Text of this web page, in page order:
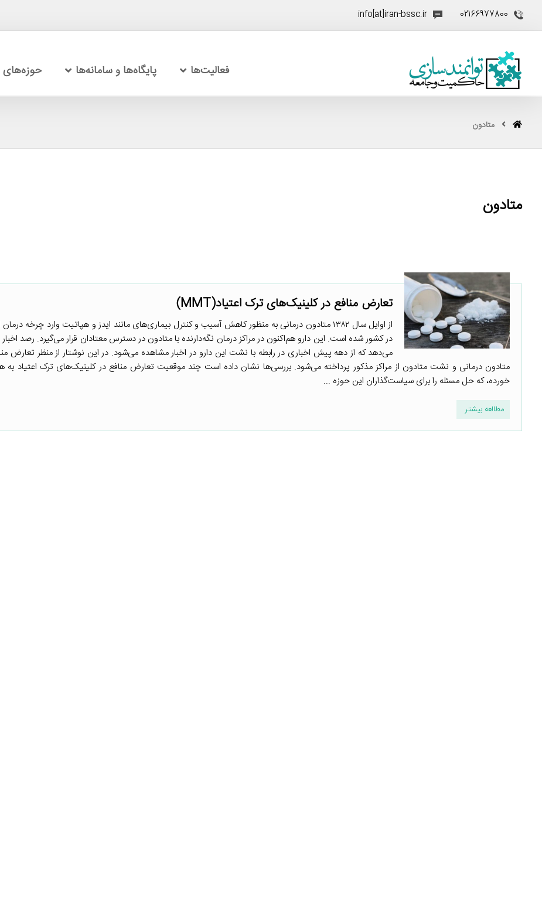
02166977800
info[at]iran-bssc.ir
فعالیت‌ها پایگاه‌ها و سامانه‌ها
متادون
متادون
تعارض منافع در کلینیک‌های ترک اعتیاد(MMT)
از اوایل سال ۱۳۸۲ متادون درمانی به منظور کاهش آسیب و کنترل بیماری‌های مانند ایدز و هپاتیت وارد چرخه درمان
در کشور شده است. این دارو هم‌اکنون در مراکز درمان نگه‌دارنده با متادون در دسترس معتادان قرار می‌گیرد. رصد
می‌دهد که از دهه پیش اخباری در رابطه با نشت این دارو در اخبار مشاهده می‌شود. در این نوشتار از منظر تعارض
متادون درمانی و نشت متادون از مراکز مذکور پرداخته می‌شود. بررسی‌ها نشان داده است چند موقعیت تعارض منافع در کلینیک‌های ترک اعتیاد به
خورده، که حل مسئله را برای سیاست‌گذاران این حوزه ...
مطالعه بیشتر